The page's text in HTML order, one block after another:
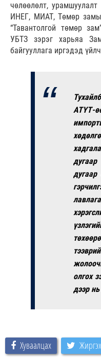
чөлөөлөлт, урамшуулалт
ИНЕГ, МИАТ, Төмөр
“Тавантолгой төмөр
УБТЗ зэрэг харьяа
байгууллага иргэдэд
АТҮТ-
дугаар
олгох
дээр
Хуваалцах Жиргэх